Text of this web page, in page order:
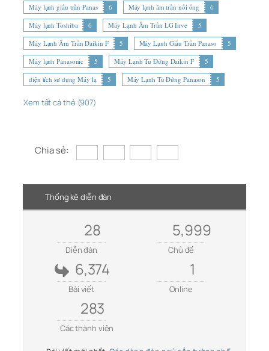
Máy lạnh giấu trần Panas
6 Máy lạnh âm trần nối ống
6
Máy lạnh Toshiba
6 Máy Lạnh Âm Trần LG Inve
5
Máy Lạnh Âm Trần Daikin F
5 Máy Lạnh Giấu Trần Panaso
5
Máy lạnh Panasonic
5 Máy Lạnh Tủ Đứng Daikin F
5
diện tích sử dụng Máy lạ
5 Máy Lạnh Tủ Đứng Panason 5
Xem tất cả thẻ (907)
Chia sẻ:
Thống kê diễn đàn
28
Diễn đàn
5,999
Chủ đề
6,374
Bài viết
1
Online
283
Các thành viên